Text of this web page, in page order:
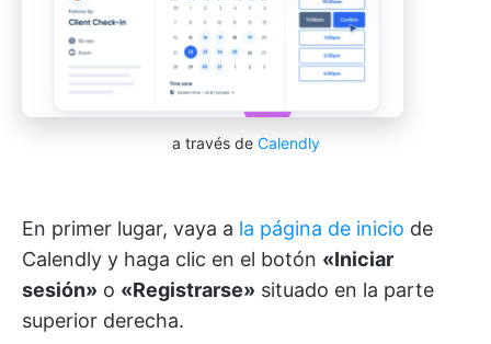
a través de Calendly
En primer lugar, vaya a la página de inicio de
Calendly y haga clic en el botón «Iniciar
sesión» o «Registrarse» situado en la parte
superior derecha.